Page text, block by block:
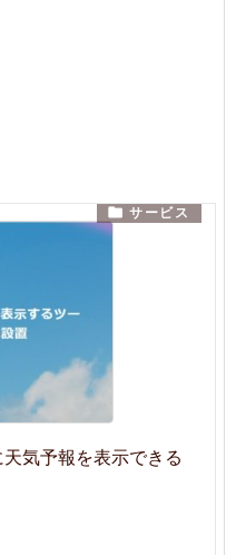
気予報を表示できる
 サービス